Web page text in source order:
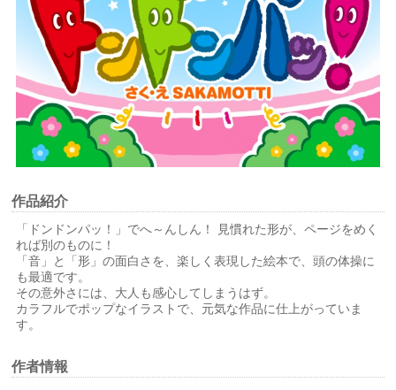
作品紹介
「ドンドンパッ！」でへ～んしん！ 見慣れた形が、ページをめく
れば別のものに！
「音」と「形」の面白さを、楽しく表現した絵本で、頭の体操に
も最適です。
その意外さには、大人も感心してしまうはず。
カラフルでポップなイラストで、元気な作品に仕上がっていま
す。
作者情報